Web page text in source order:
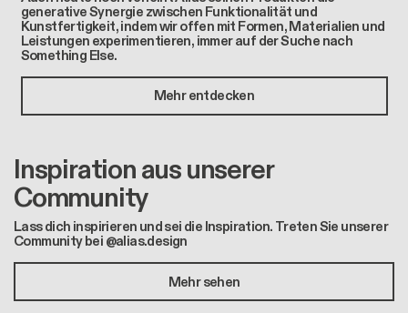
generative Synergie zwischen Funktionalität und
Kunstfertigkeit, indem wir offen mit Formen, Materialien und
Leistungen experimentieren, immer auf der Suche nach
Something Else.
Mehr entdecken
Inspiration aus unserer
Community
Lass dich inspirieren und sei die Inspiration. Treten Sie unserer
Community bei @alias.design
Mehr sehen